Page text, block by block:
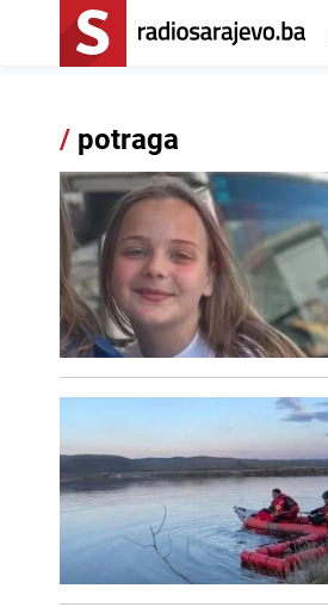
/ potraga